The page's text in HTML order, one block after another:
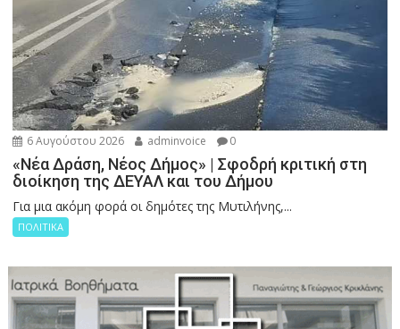
6 Αυγούστου 2026 adminvoice 0
«Νέα Δράση, Νέος Δήμος» | Σφοδρή κριτική στη
διοίκηση της ΔΕΥΑΛ και του Δήμου
Για μια ακόμη φορά οι δημότες της Μυτιλήνης,...
ΠΟΛΙΤΙΚΑ